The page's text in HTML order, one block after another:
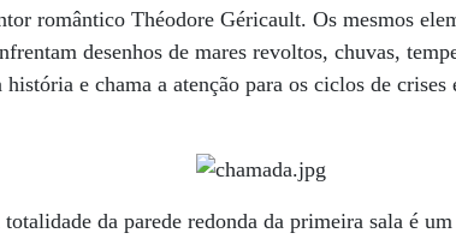
romântico Théodore Géricault. Os mesmos
desenhos de mares revoltos, chuvas,
e chama a atenção para os ciclos de
totalidade da parede redonda da primeira sala é